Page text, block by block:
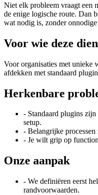
Niet elk probleem vraagt een
de enige logische route. Dan
wat nodig is, zonder onnodige
Voor wie deze
Voor organisaties met
afdekken met standaard
Herkenbare
- Standaard plugins
setup.
- Belangrijke
- Je wilt grip op
Onze aanpak
- We definiëren eerst
randvoorwaarden.